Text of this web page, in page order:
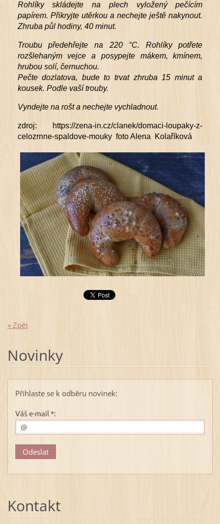
Rohlíky skládejte na plech vyložený pečícím
papírem. Přikryjte utěrkou a nechejte ještě nakynout.
Zhruba půl hodiny, 40 minut.
Troubu předehřejte na 220 °C. Rohlíky potřete
rozšlehaným vejce a posypejte mákem, kmínem,
hrubou solí, černuchou.
Pečte dozlatova, bude to trvat zhruba 15 minut a
kousek. Podle vaší trouby.
Vyndejte na rošt a nechejte vychladnout.
zdroj: https://zena-in.cz/clanek/domaci-loupaky-z-
celozrnne-spaldove-mouky foto Alena Kolaříková
« Zpět
Novinky
Přihlaste se k odběru novinek:
Váš e-mail *:
Kontakt